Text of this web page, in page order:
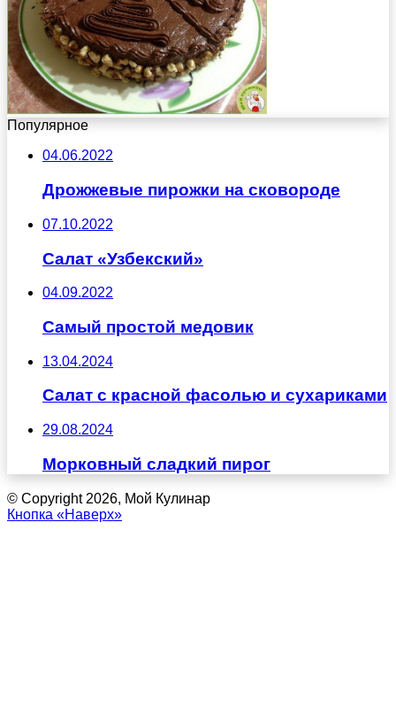
Популярное
04.06.2022
Дрожжевые пирожки на сковороде
07.10.2022
Салат «Узбекский»
04.09.2022
Самый простой медовик
13.04.2024
Салат с красной фасолью и сухариками
29.08.2024
Морковный сладкий пирог
© Copyright 2026, Мой Кулинар
Кнопка «Наверх»